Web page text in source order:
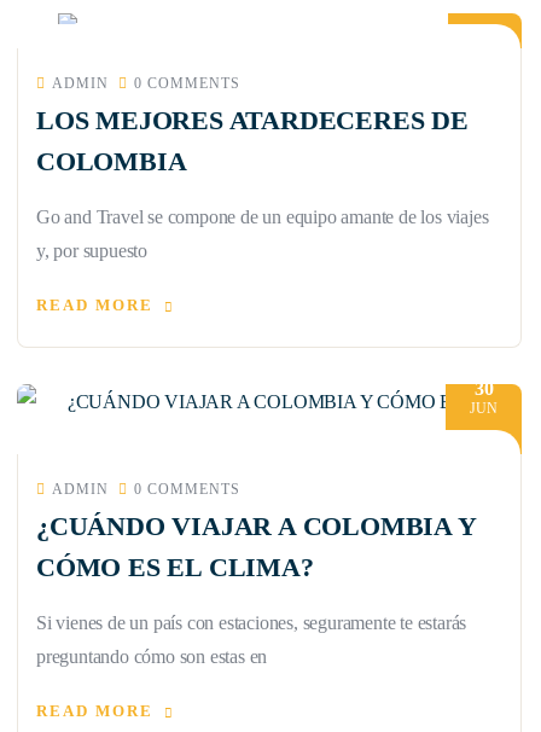
ADMIN 0 COMMENTS
LOS MEJORES ATARDECERES DE
COLOMBIA
Go and Travel se compone de un equipo amante de los viajes
y, por supuesto
READ MORE
30
JUN
ADMIN 0 COMMENTS
¿CUÁNDO VIAJAR A COLOMBIA Y
CÓMO ES EL CLIMA?
Si vienes de un país con estaciones, seguramente te estarás
preguntando cómo son estas en
READ MORE